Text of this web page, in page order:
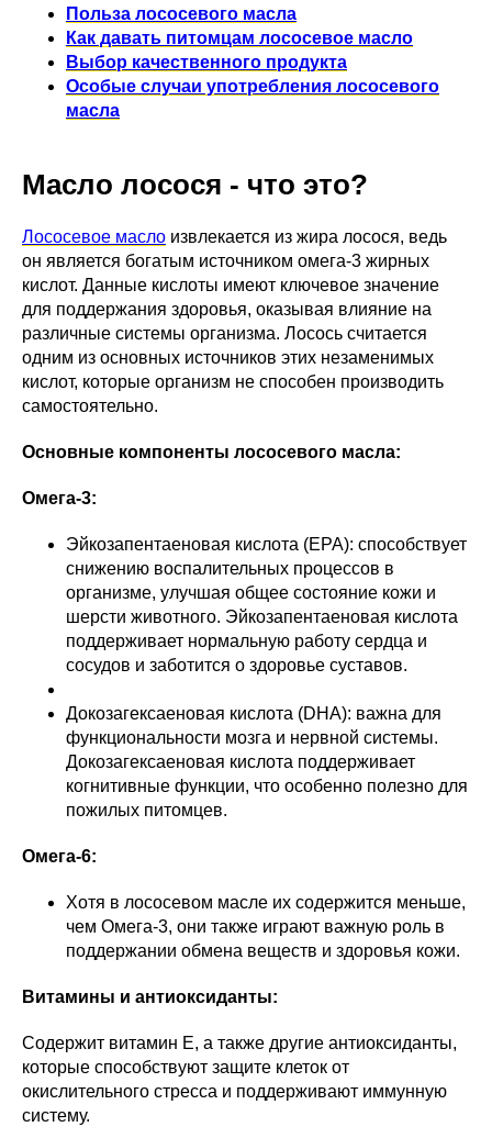
Польза лососевого масла
Как давать питомцам лососевое масло
Выбор качественного продукта
Особые случаи употребления лососевого
масла
Масло лосося - что это?
Лососевое масло извлекается из жира лосося, ведь
он является богатым источником омега-3 жирных
кислот. Данные кислоты имеют ключевое значение
для поддержания здоровья, оказывая влияние на
различные системы организма. Лосось считается
одним из основных источников этих незаменимых
кислот, которые организм не способен производить
самостоятельно.
Основные компоненты лососевого масла:
Омега-3:
Эйкозапентаеновая кислота (EPA): способствует
снижению воспалительных процессов в
организме, улучшая общее состояние кожи и
шерсти животного. Эйкозапентаеновая кислота
поддерживает нормальную работу сердца и
сосудов и заботится о здоровье суставов.
Докозагексаеновая кислота (DHA): важна для
функциональности мозга и нервной системы.
Докозагексаеновая кислота поддерживает
когнитивные функции, что особенно полезно для
пожилых питомцев.
Омега-6:
Хотя в лососевом масле их содержится меньше,
чем Омега-3, они также играют важную роль в
поддержании обмена веществ и здоровья кожи.
Витамины и антиоксиданты:
Содержит витамин E, а также другие антиоксиданты,
которые способствуют защите клеток от
окислительного стресса и поддерживают иммунную
систему.